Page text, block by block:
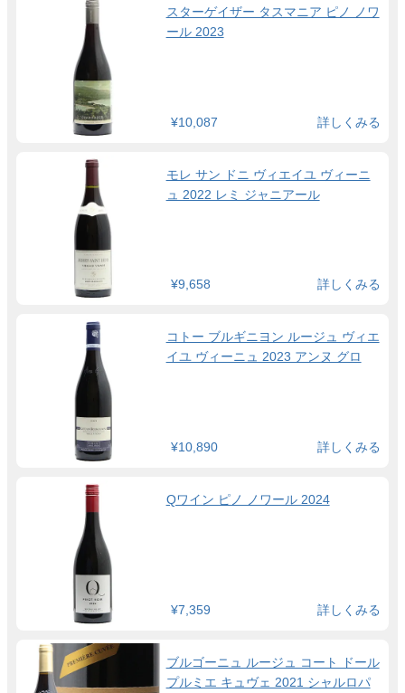
スターゲイザー タスマニア ピノ ノワ
ール 2023
¥10,087 詳しくみる
モレ サン ドニ ヴィエイユ ヴィーニ
ュ 2022 レミ ジャニアール
¥9,658 詳しくみる
コトー ブルギニヨン ルージュ ヴィエ
イユ ヴィーニュ 2023 アンヌ グロ
¥10,890 詳しくみる
Qワイン ピノ ノワール 2024
¥7,359 詳しくみる
ブルゴーニュ ルージュ コート ドール
プルミエ キュヴェ 2021 シャルロパ